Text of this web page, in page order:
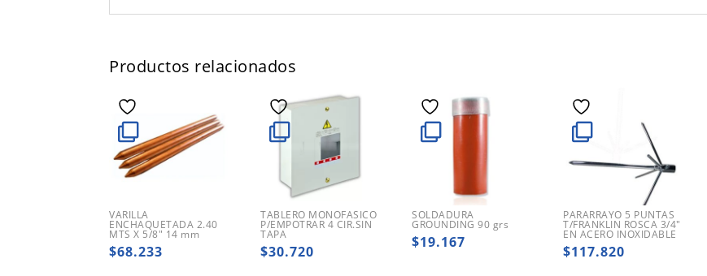
Productos relacionados
VARILLA
ENCHAQUETADA 2.40
MTS X 5/8″ 14 mm
$68.233
TABLERO MONOFASICO
P/EMPOTRAR 4 CIR.SIN
TAPA
$30.720
SOLDADURA
GROUNDING 90 grs
$19.167
PARARRAYO 5 PUNTAS
T/FRANKLIN ROSCA 3/4″
EN ACERO INOXIDABLE
$117.820